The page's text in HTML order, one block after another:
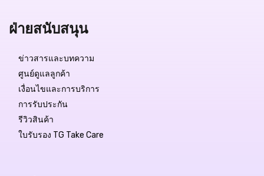
ฝ่ายสนับสนุน
ข่าวสารและบทความ
ศูนย์ดูแลลูกค้า
เงื่อนไขและการบริการ
การรับประกัน
รีวิวสินค้า
ใบรับรอง TG Take Care